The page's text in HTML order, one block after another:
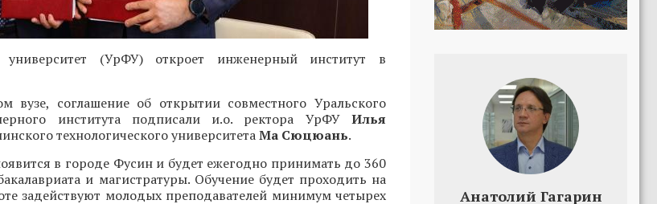
университет (УрФУ) откроет инженерный институт в
вузе, соглашение об открытии совместного Уральского
института подписали и.о. ректора УрФУИлья
технологического университетаМа Сюцюань.
в городе Фусин и будет ежегодно принимать до 360
и магистратуры. Обучение будет проходить на
задействуют молодых преподавателей минимум четырех
Анатолий Гагарин